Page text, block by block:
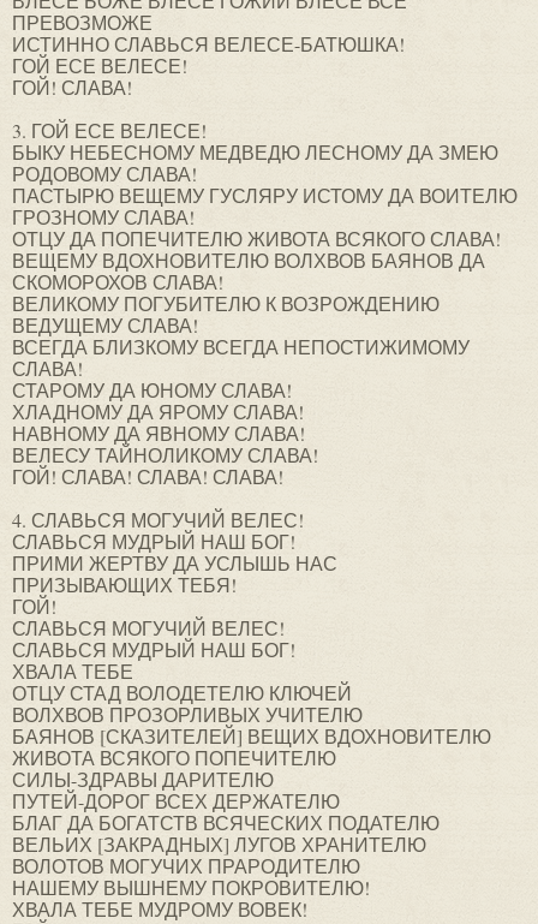
ПРЕВОЗМОЖЕ
ИСТИННО СЛАВЬСЯ ВЕЛЕСЕ-БАТЮШКА!
ГОЙ ЕСЕ ВЕЛЕСЕ!
ГОЙ! СЛАВА!
3. ГОЙ ЕСЕ ВЕЛЕСЕ!
БЫКУ НЕБЕСНОМУ МЕДВЕДЮ ЛЕСНОМУ ДА ЗМЕЮ
РОДОВОМУ СЛАВА!
ПАСТЫРЮ ВЕЩЕМУ ГУСЛЯРУ ИСТОМУ ДА ВОИТЕЛЮ
ГРОЗНОМУ СЛАВА!
ОТЦУ ДА ПОПЕЧИТЕЛЮ ЖИВОТА ВСЯКОГО СЛАВА!
ВЕЩЕМУ ВДОХНОВИТЕЛЮ ВОЛХВОВ БАЯНОВ ДА
СКОМОРОХОВ СЛАВА!
ВЕЛИКОМУ ПОГУБИТЕЛЮ К ВОЗРОЖДЕНИЮ
ВЕДУЩЕМУ СЛАВА!
ВСЕГДА БЛИЗКОМУ ВСЕГДА НЕПОСТИЖИМОМУ
СЛАВА!
СТАРОМУ ДА ЮНОМУ СЛАВА!
ХЛАДНОМУ ДА ЯРОМУ СЛАВА!
НАВНОМУ ДА ЯВНОМУ СЛАВА!
ВЕЛЕСУ ТАЙНОЛИКОМУ СЛАВА!
ГОЙ! СЛАВА! СЛАВА! СЛАВА!
4. СЛАВЬСЯ МОГУЧИЙ ВЕЛЕС!
СЛАВЬСЯ МУДРЫЙ НАШ БОГ!
ПРИМИ ЖЕРТВУ ДА УСЛЫШЬ НАС
ПРИЗЫВАЮЩИХ ТЕБЯ!
ГОЙ!
СЛАВЬСЯ МОГУЧИЙ ВЕЛЕС!
СЛАВЬСЯ МУДРЫЙ НАШ БОГ!
ХВАЛА ТЕБЕ
ОТЦУ СТАД ВОЛОДЕТЕЛЮ КЛЮЧЕЙ
ВОЛХВОВ ПРОЗОРЛИВЫХ УЧИТЕЛЮ
БАЯНОВ [СКАЗИТЕЛЕЙ] ВЕЩИХ ВДОХНОВИТЕЛЮ
ЖИВОТА ВСЯКОГО ПОПЕЧИТЕЛЮ
СИЛЫ-ЗДРАВЫ ДАРИТЕЛЮ
ПУТЕЙ-ДОРОГ ВСЕХ ДЕРЖАТЕЛЮ
БЛАГ ДА БОГАТСТВ ВСЯЧЕСКИХ ПОДАТЕЛЮ
ВЕЛЬИХ [ЗАКРАДНЫХ] ЛУГОВ ХРАНИТЕЛЮ
ВОЛОТОВ МОГУЧИХ ПРАРОДИТЕЛЮ
НАШЕМУ ВЫШНЕМУ ПОКРОВИТЕЛЮ!
ХВАЛА ТЕБЕ МУДРОМУ ВОВЕК!